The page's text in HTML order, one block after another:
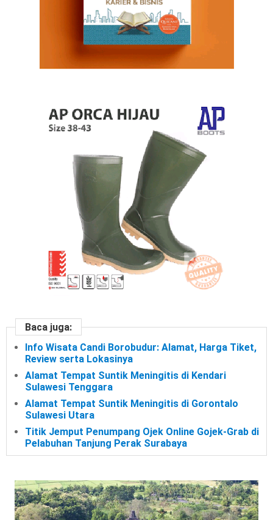
Baca juga:
Info Wisata Candi Borobudur: Alamat, Harga Tiket,
Review serta Lokasinya
Alamat Tempat Suntik Meningitis di Kendari
Sulawesi Tenggara
Alamat Tempat Suntik Meningitis di Gorontalo
Sulawesi Utara
Titik Jemput Penumpang Ojek Online Gojek-Grab di
Pelabuhan Tanjung Perak Surabaya